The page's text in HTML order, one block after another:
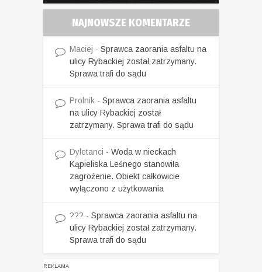
NAJNOWSZE KOMENTARZE
Maciej - Sprawca zaorania asfaltu na
ulicy Rybackiej został zatrzymany.
Sprawa trafi do sądu
Prolnik - Sprawca zaorania asfaltu
na ulicy Rybackiej został
zatrzymany. Sprawa trafi do sądu
Dyletanci - Woda w nieckach
Kąpieliska Leśnego stanowiła
zagrożenie. Obiekt całkowicie
wyłączono z użytkowania
??? - Sprawca zaorania asfaltu na
ulicy Rybackiej został zatrzymany.
Sprawa trafi do sądu
REKLAMA